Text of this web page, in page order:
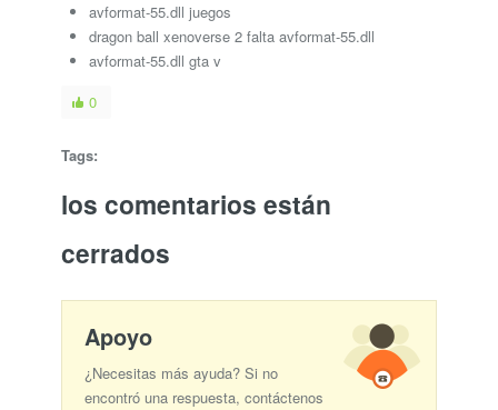
avformat-55.dll juegos
dragon ball xenoverse 2 falta avformat-55.dll
avformat-55.dll gta v
0
Tags:
los comentarios están
cerrados
Apoyo
¿Necesitas más ayuda? Si no
encontró una respuesta, contáctenos